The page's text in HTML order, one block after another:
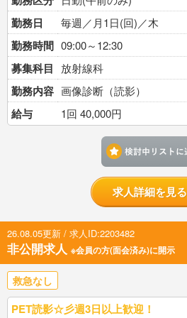
勤務日 毎週／月1日(回)／木
勤務時間 09:00～12:30
募集科目 放射線科
勤務内容 画像診断（読影）
給与 1回 40,000円
求人詳細を見る
26.08.05更新 / 求人ID:2203482
非公開求人 ※会員の方(面会済み)に開示
救急なし
PET読影☆彡週3日以上歓迎！